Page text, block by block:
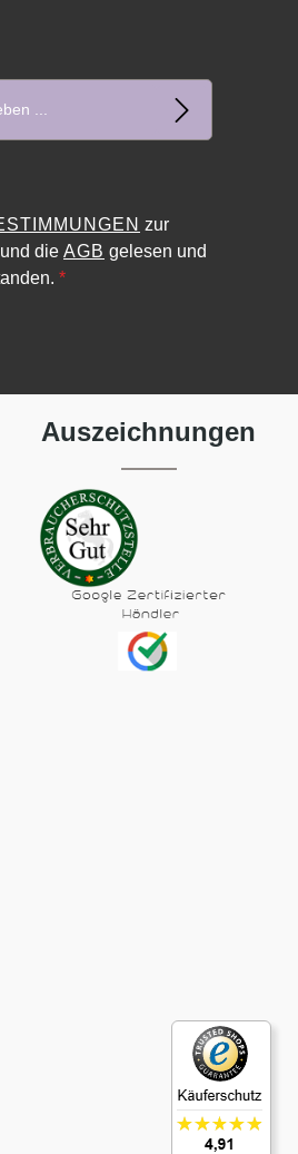
zur
die AGB gelesen und
*
Auszeichnungen